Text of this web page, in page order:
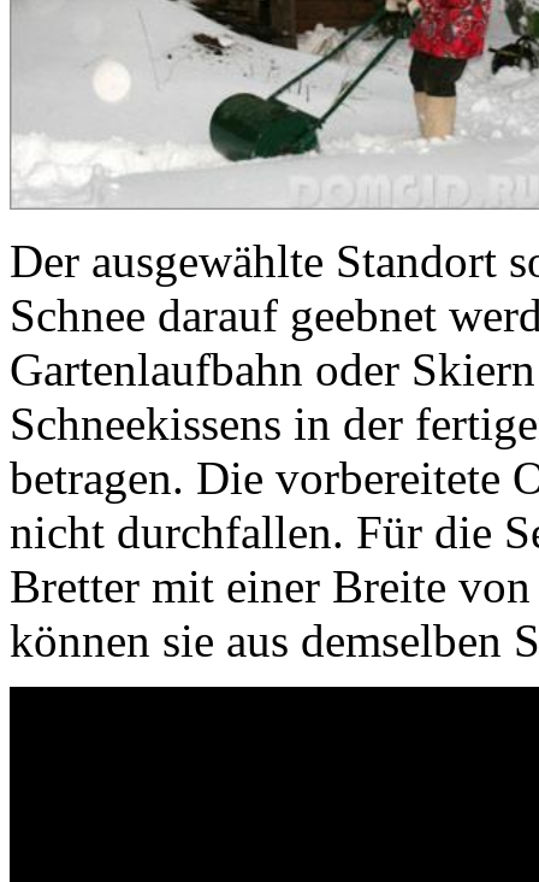
Der ausgewählte Standort
Schnee darauf geebnet
Gartenlaufbahn oder
Schneekissens in der
betragen. Die vorbereitete
nicht durchfallen. Für die
Bretter mit einer Breite
können sie aus demselben